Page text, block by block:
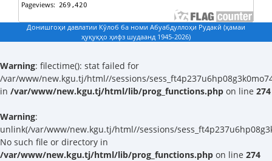
Донишгоҳи давлатии Кӯлоб ба номи Абуабдуллоҳи Рудакӣ (ҳамаи
ҳуқуқҳо ҳифз шудаанд 1945-2026)
Warning: filectime(): stat failed for
/var/www/new.kgu.tj/html//sessions/
in /var/www/new.kgu.tj/html/lib/prog_functions.php on line 274
Warning:
unlink(/var/www/new.kgu.tj/html//sessions/
No such file or directory in
/var/www/new.kgu.tj/html/lib/prog_functions.php on line 274